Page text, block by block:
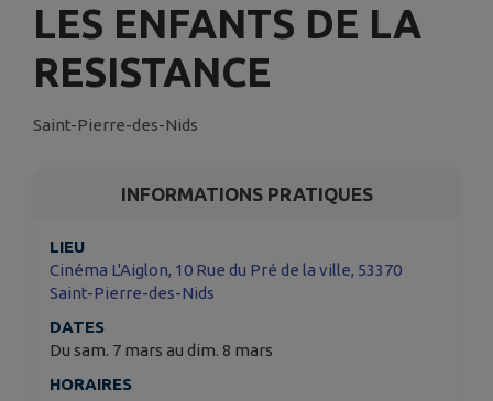
LES ENFANTS DE LA
RESISTANCE
Saint-Pierre-des-Nids
INFORMATIONS PRATIQUES
LIEU
Cinéma L'Aiglon, 10 Rue du Pré de la ville, 53370
Saint-Pierre-des-Nids
DATES
Du sam. 7 mars au dim. 8 mars
HORAIRES